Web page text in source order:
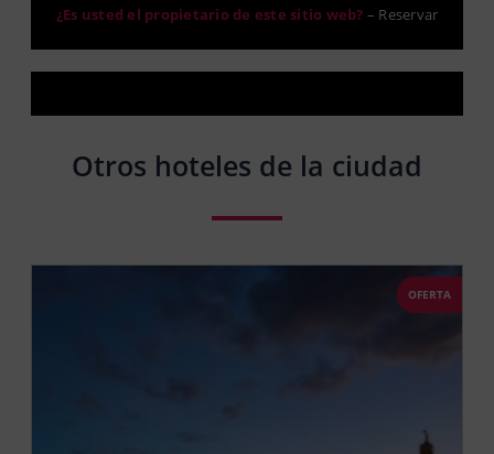
¿Es usted el propietario de este sitio web? – Reservar
Otros hoteles de la ciudad
OFERTA